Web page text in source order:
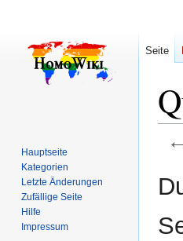
←
Seite
Hauptseite
Kategorien
Letzte Änderungen
Zufällige Seite
Hilfe
Impressum